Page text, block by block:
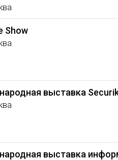
Show
выставка
выставка